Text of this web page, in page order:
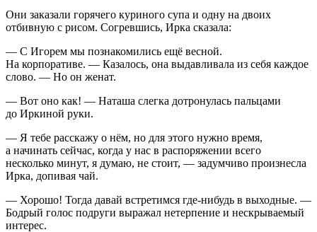
Они заказали горячего куриного супа и одну на двоих
отбивную с рисом. Согревшись, Ирка сказала:
— С Игорем мы познакомились ещё весной.
На корпоративе. — Казалось, она выдавливала из себя каждое
слово. — Но он женат.
— Вот оно как! — Наташа слегка дотронулась пальцами
до Иркиной руки.
— Я тебе расскажу о нём, но для этого нужно время,
а начинать сейчас, когда у нас в распоряжении всего
несколько минут, я думаю, не стоит, — задумчиво произнесла
Ирка, допивая чай.
— Хорошо! Тогда давай встретимся где-нибудь в выходные. —
Бодрый голос подруги выражал нетерпение и нескрываемый
интерес.